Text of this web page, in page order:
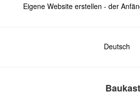
Eigene Website erstellen - der
Deutsch